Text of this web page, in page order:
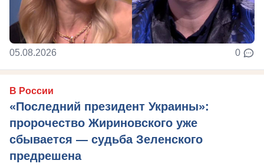
05.08.2026 0
В России
«Последний президент Украины»:
пророчество Жириновского уже
сбывается — судьба Зеленского
предрешена